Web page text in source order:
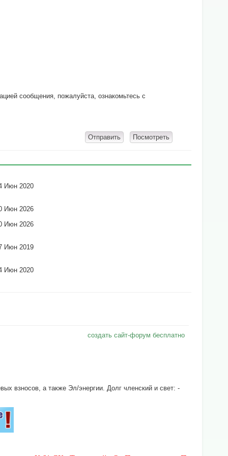
сообщения, пожалуйста, ознакомьтесь с
Июн 2020
Июн 2026
Июн 2026
Июн 2019
Июн 2020
создать сайт-форум бесплатно
взносов, а также Эл/энергии. Долг членский и свет: -